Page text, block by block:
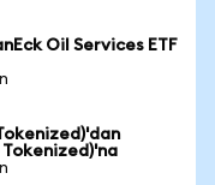
Oil Services ETF
Tokenized)'na